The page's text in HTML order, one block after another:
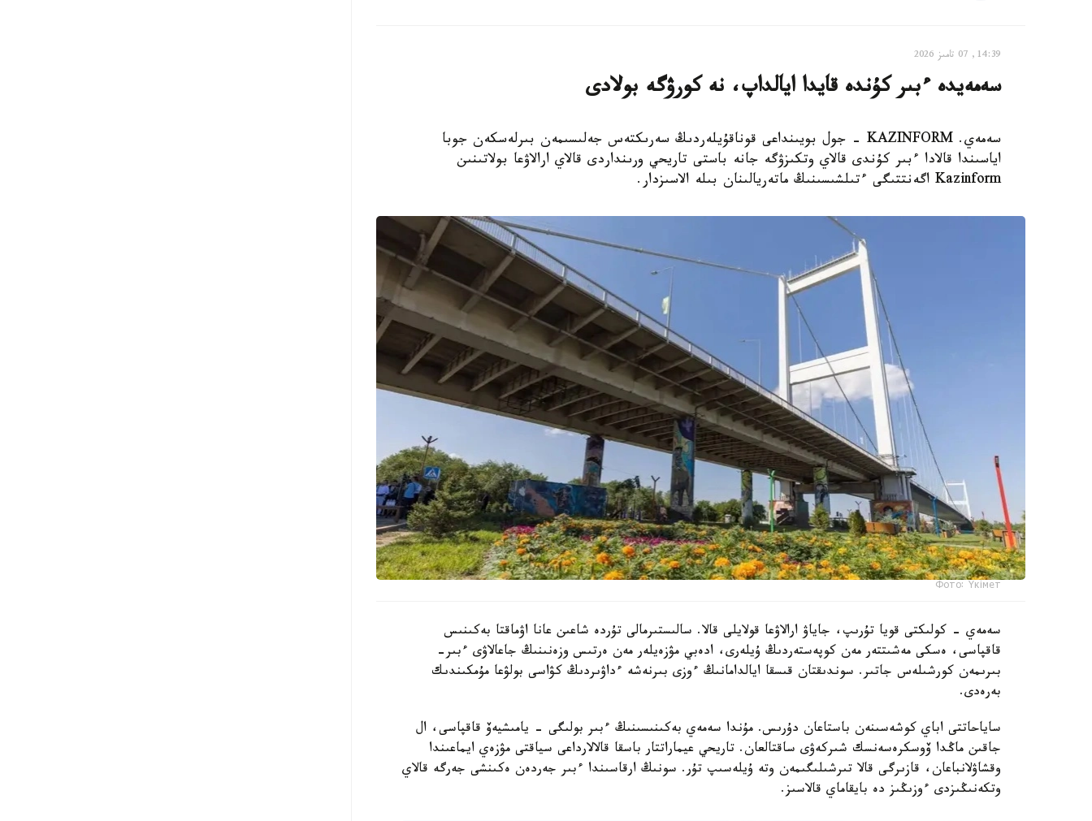
14:39, 07 تامىز 2026
سەمەيدە ءبىر كۇندە قايدا ايالداپ، نە كورۋگە بولادى
سەمەي. KAZINFORM - جول بويىنداعى قوناقۇيلەردىڭ سەرىكتەس جەلىسىمەن بىرلەسكەن جوبا
اياسىندا قالادا ءبىر كۇندى قالاي وتكىزۋگە جانە باستى تاريحي ورىنداردى قالاي ارالاۋعا بولاتىنىن
Kazinform اگەنتتىگى ءتىلشىسىنىڭ ماتەريالىنان بىلە الاسىزدار.
Фото: Үкімет
سەمەي - كولىكتى قويا تۇرىپ، جاياۋ ارالاۋعا قولايلى قالا. سالىستىرمالى تۇردە شاعىن عانا اۋماقتا بەكىنىس
قاقپاسى، ەسكى مەشىتتەر مەن كوپەستەردىڭ ۇيلەرى، ادەبي مۋزەيلەر مەن ەرتىس وزەنىنىڭ جاعالاۋى ءبىر-
بىرىمەن كورشىلەس جاتىر. سوندىقتان قىسقا ايالدامانىڭ ءوزى بىرنەشە ءداۋىردىڭ كۋاسى بولۋعا مۇمكىندىك
بەرەدى.
ساياحاتتى اباي كوشەسىنەن باستاعان دۇرىس. مۇندا سەمەي بەكىنىسىنىڭ ءبىر بولىگى - يامىشيەۆ قاقپاسى، ال
جاقىن ماڭدا ۆوسكرەسەنسك شىركەۋى ساقتالعان. تاريحي عيماراتتار باسقا قالالارداعى سياقتى مۋزەي ايماعىندا
وقشاۋلانباعان، قازىرگى قالا تىرشىلىگىمەن وتە ۇيلەسىپ تۇر. سونىڭ ارقاسىندا ءبىر جەردەن ەكىنشى جەرگە قالاي
وتكەنىڭىزدى ءوزىڭىز دە بايقاماي قالاسىز.